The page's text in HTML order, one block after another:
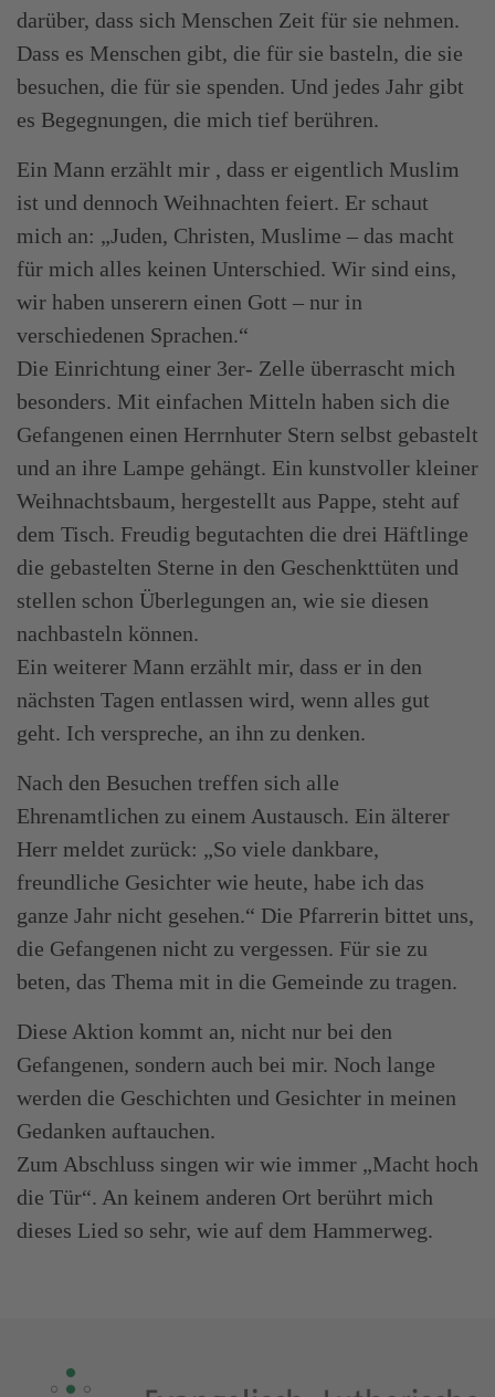
darüber, dass sich Menschen Zeit für sie nehmen.
Dass es Menschen gibt, die für sie basteln, die sie
besuchen, die für sie spenden. Und jedes Jahr gibt
es Begegnungen, die mich tief berühren.
Ein Mann erzählt mir , dass er eigentlich Muslim
ist und dennoch Weihnachten feiert. Er schaut
mich an: „Juden, Christen, Muslime – das macht
für mich alles keinen Unterschied. Wir sind eins,
wir haben unserern einen Gott – nur in
verschiedenen Sprachen.“
Die Einrichtung einer 3er- Zelle überrascht mich
besonders. Mit einfachen Mitteln haben sich die
Gefangenen einen Herrnhuter Stern selbst gebastelt
und an ihre Lampe gehängt. Ein kunstvoller kleiner
Weihnachtsbaum, hergestellt aus Pappe, steht auf
dem Tisch. Freudig begutachten die drei Häftlinge
die gebastelten Sterne in den Geschenkttüten und
stellen schon Überlegungen an, wie sie diesen
nachbasteln können.
Ein weiterer Mann erzählt mir, dass er in den
nächsten Tagen entlassen wird, wenn alles gut
geht. Ich verspreche, an ihn zu denken.
Nach den Besuchen treffen sich alle
Ehrenamtlichen zu einem Austausch. Ein älterer
Herr meldet zurück: „So viele dankbare,
freundliche Gesichter wie heute, habe ich das
ganze Jahr nicht gesehen.“ Die Pfarrerin bittet uns,
die Gefangenen nicht zu vergessen. Für sie zu
beten, das Thema mit in die Gemeinde zu tragen.
Diese Aktion kommt an, nicht nur bei den
Gefangenen, sondern auch bei mir. Noch lange
werden die Geschichten und Gesichter in meinen
Gedanken auftauchen.
Zum Abschluss singen wir wie immer „Macht hoch
die Tür“. An keinem anderen Ort berührt mich
dieses Lied so sehr, wie auf dem Hammerweg.